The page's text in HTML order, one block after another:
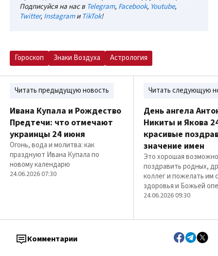
Подписуйся на нас в Telegram, Facebook, Youtube,
Twitter, InstagramиTikTok!
Гороскоп Знаки Воздуха Астрология
Читать предыдущую новость
Ивана Купала и Рождество
Предтечи: что отмечают
украинцы 24 июня
Огонь, вода и молитва: как
празднуют Ивана Купала по
новому календарю
24.06.2026 07:30
Читать следующую
День ангела
Никиты и Якова
красивые
значение имен
Это хорошая
поздравить родных,
коллег и пожелать им
здоровья и Божьей
24.06.2026 09:30
Комментарии